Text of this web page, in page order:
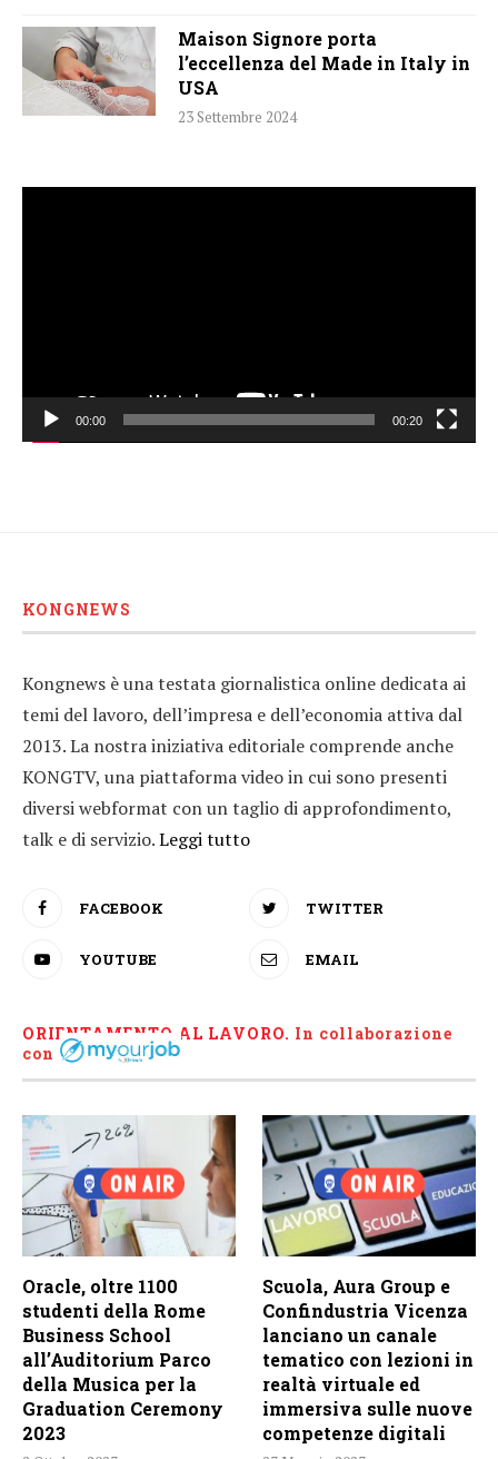
Maison Signore porta
l’eccellenza del Made in Italy in
USA
23 Settembre 2024
00:00 00:20
KONGNEWS
Kongnews è una testata giornalistica online dedicata ai
temi del lavoro, dell’impresa e dell’economia attiva dal
2013. La nostra iniziativa editoriale comprende anche
KONGTV, una piattaforma video in cui sono presenti
diversi webformat con un taglio di approfondimento,
talk e di servizio.Leggi tutto
FACEBOOK TWITTER
YOUTUBE EMAIL
ORIENTAMENTO AL LAVORO. In collaborazione
con
Oracle, oltre 1100
studenti della Rome
Business School
all’Auditorium Parco
della Musica per la
Graduation Ceremony
2023
Scuola, Aura Group e
Confindustria Vicenza
lanciano un canale
tematico con lezioni in
realtà virtuale ed
immersiva sulle nuove
competenze digitali